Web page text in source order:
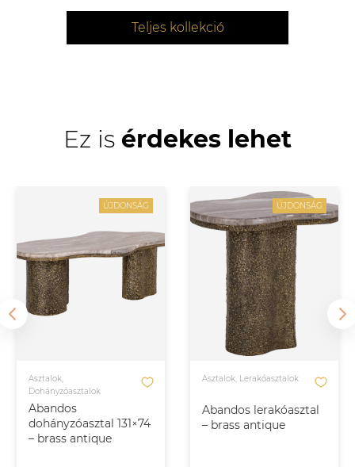
Teljes kollekció
Ez is érdekes lehet
ÚJDONSÁG
Abandos
dohányzóasztal 131×74
– brass antique
Asztalok,
Dohányzóasztalok
ÚJDONSÁG
Abandos lerakóasztal
– brass antique
Asztalok, Lerakóasztalok